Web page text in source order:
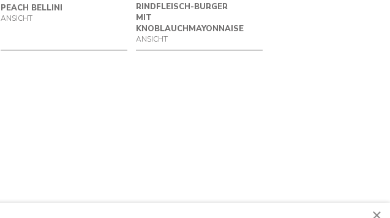
PEACH BELLINI
ANSICHT
RINDFLEISCH-BURGER
MIT
KNOBLAUCHMAYONNAISE
ANSICHT